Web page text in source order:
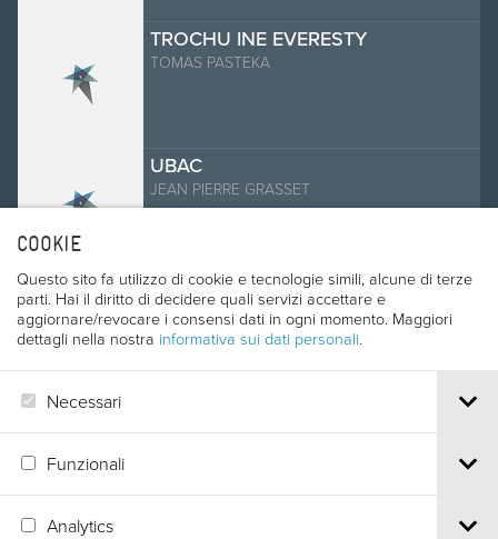
COOKIE
Questo sito fa utilizzo di cookie e tecnologie simili, alcune di terze
parti. Hai il diritto di decidere quali servizi accettare e
aggiornare/revocare i consensi dati in ogni momento. Maggiori
dettagli nella nostra informativa sui dati personali.
Necessari
Funzionali
Analytics
TROCHU INE EVERESTY
TOMAS PASTEKA
UBAC
JEAN PIERRE GRASSET
VANOISE ALPES EN LIBERTE
Anne Lapied, Erik Lapied
GESTERN UND HEUTE